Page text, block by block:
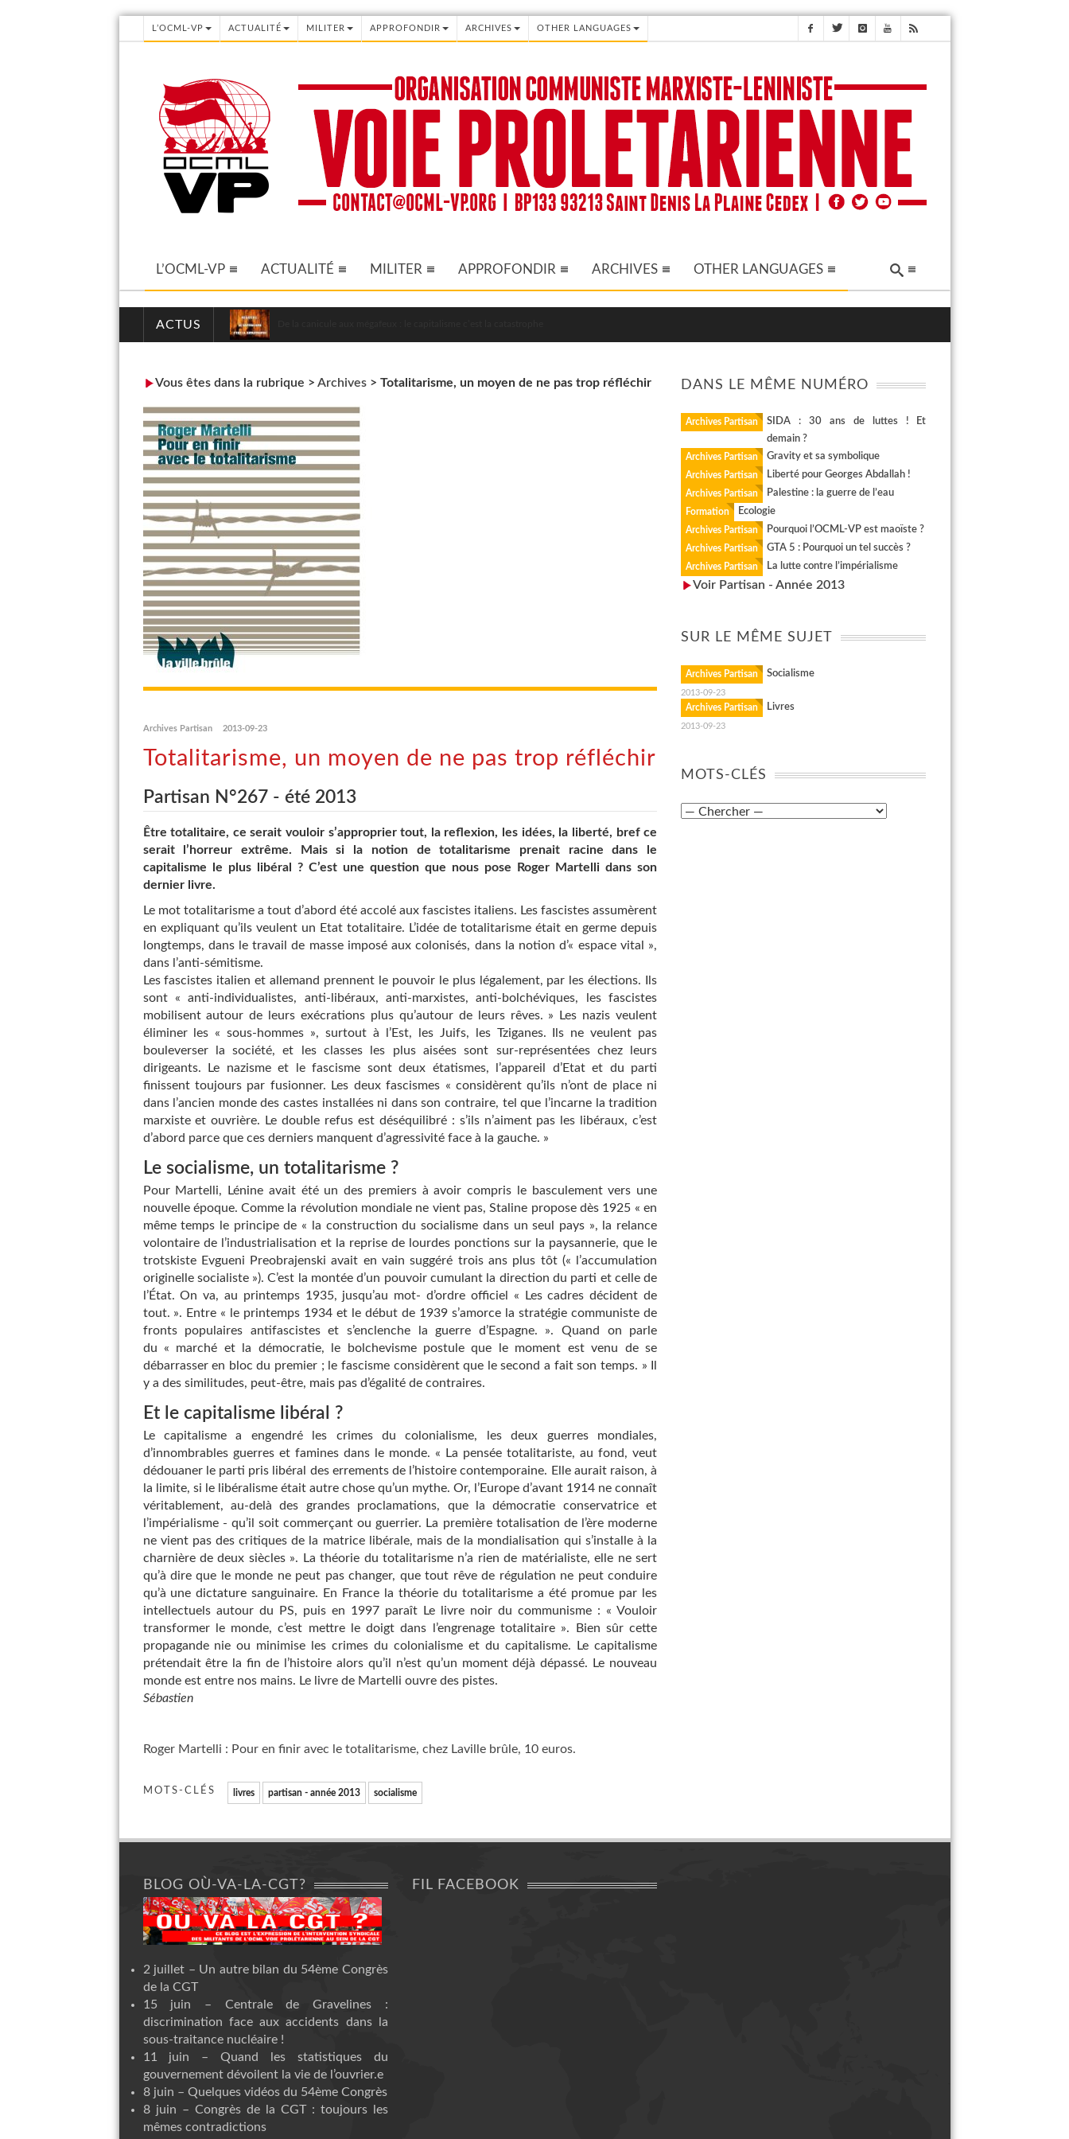
L’OCML-VP ACTUALITÉ MILITER APPROFONDIR ARCHIVES OTHER LANGUAGES
L’OCML-VP ACTUALITÉ MILITER APPROFONDIR ARCHIVES OTHER LANGUAGES
ACTUS
Vous êtes dans la rubrique > Archives> Totalitarisme, un moyen de ne pas trop réfléchir
Archives Partisan 2013-09-23
Totalitarisme, un moyen de ne pas trop réfléchir
Partisan N°267 - été 2013
Être totalitaire, ce serait vouloir s’approprier tout, la reflexion, les idées, la liberté, bref ce
serait l’horreur extrême. Mais si la notion de totalitarisme prenait racine dans le
capitalisme le plus libéral ? C’est une question que nous pose Roger Martelli dans son
dernier livre.
Le mot totalitarisme a tout d’abord été accolé aux fascistes italiens. Les fascistes assumèrent
en expliquant qu’ils veulent un Etat totalitaire. L’idée de totalitarisme était en germe depuis
longtemps, dans le travail de masse imposé aux colonisés, dans la notion d’« espace vital »,
dans l’anti-sémitisme.
Les fascistes italien et allemand prennent le pouvoir le plus légalement, par les élections. Ils
sont « anti-individualistes, anti-libéraux, anti-marxistes, anti-bolchéviques, les fascistes
mobilisent autour de leurs exécrations plus qu’autour de leurs rêves. » Les nazis veulent
éliminer les « sous-hommes », surtout à l’Est, les Juifs, les Tziganes. Ils ne veulent pas
bouleverser la société, et les classes les plus aisées sont sur-représentées chez leurs
dirigeants. Le nazisme et le fascisme sont deux étatismes, l’appareil d’Etat et du parti
finissent toujours par fusionner. Les deux fascismes « considèrent qu’ils n’ont de place ni
dans l’ancien monde des castes installées ni dans son contraire, tel que l’incarne la tradition
marxiste et ouvrière. Le double refus est déséquilibré : s’ils n’aiment pas les libéraux, c’est
d’abord parce que ces derniers manquent d’agressivité face à la gauche. »
Le socialisme, un totalitarisme ?
Pour Martelli, Lénine avait été un des premiers à avoir compris le basculement vers une
nouvelle époque. Comme la révolution mondiale ne vient pas, Staline propose dès 1925 « en
même temps le principe de « la construction du socialisme dans un seul pays », la relance
volontaire de l’industrialisation et la reprise de lourdes ponctions sur la paysannerie, que le
trotskiste Evgueni Preobrajenski avait en vain suggéré trois ans plus tôt (« l’accumulation
originelle socialiste »). C’est la montée d’un pouvoir cumulant la direction du parti et celle de
l’État. On va, au printemps 1935, jusqu’au mot- d’ordre officiel « Les cadres décident de
tout. ». Entre « le printemps 1934 et le début de 1939 s’amorce la stratégie communiste de
fronts populaires antifascistes et s’enclenche la guerre d’Espagne. ». Quand on parle
du « marché et la démocratie, le bolchevisme postule que le moment est venu de se
débarrasser en bloc du premier ; le fascisme considèrent que le second a fait son temps. » Il
y a des similitudes, peut-être, mais pas d’égalité de contraires.
Et le capitalisme libéral ?
Le capitalisme a engendré les crimes du colonialisme, les deux guerres mondiales,
d’innombrables guerres et famines dans le monde. « La pensée totalitariste, au fond, veut
dédouaner le parti pris libéral des errements de l’histoire contemporaine. Elle aurait raison, à
la limite, si le libéralisme était autre chose qu’un mythe. Or, l’Europe d’avant 1914 ne connaît
véritablement, au-delà des grandes proclamations, que la démocratie conservatrice et
l’impérialisme - qu’il soit commerçant ou guerrier. La première totalisation de l’ère moderne
ne vient pas des critiques de la matrice libérale, mais de la mondialisation qui s’installe à la
charnière de deux siècles ». La théorie du totalitarisme n’a rien de matérialiste, elle ne sert
qu’à dire que le monde ne peut pas changer, que tout rêve de régulation ne peut conduire
qu’à une dictature sanguinaire. En France la théorie du totalitarisme a été promue par les
intellectuels autour du PS, puis en 1997 paraît Le livre noir du communisme : « Vouloir
transformer le monde, c’est mettre le doigt dans l’engrenage totalitaire ». Bien sûr cette
propagande nie ou minimise les crimes du colonialisme et du capitalisme. Le capitalisme
prétendait être la fin de l’histoire alors qu’il n’est qu’un moment déjà dépassé. Le nouveau
monde est entre nos mains. Le livre de Martelli ouvre des pistes.
Sébastien
Roger Martelli : Pour en finir avec le totalitarisme, chez Laville brûle, 10 euros.
MOTS-CLÉS livres partisan - année 2013 socialisme
DANS LE MÊME NUMÉRO
Archives Partisan
SIDA : 30 ans de luttes ! Et
demain ?
Archives Partisan Gravity et sa symbolique
Archives Partisan Liberté pour Georges Abdallah !
Archives Partisan Palestine : la guerre de l’eau
Formation Ecologie
Archives Partisan Pourquoi l’OCML-VP est maoïste ?
Archives Partisan GTA 5 : Pourquoi un tel succès ?
Archives Partisan La lutte contre l’impérialisme
Voir Partisan - Année 2013
SUR LE MÊME SUJET
Archives Partisan Socialisme
2013-09-23
Archives Partisan Livres
2013-09-23
MOTS-CLÉS
BLOG OÙ-VA-LA-CGT?
2 juillet – Un autre bilan du 54ème Congrès
de la CGT
15 juin – Centrale de Gravelines :
discrimination face aux accidents dans la
sous-traitance nucléaire !
11 juin – Quand les statistiques du
gouvernement dévoilent la vie de l’ouvrier.e
8 juin – Quelques vidéos du 54ème Congrès
8 juin – Congrès de la CGT : toujours les
mêmes contradictions
FIL FACEBOOK